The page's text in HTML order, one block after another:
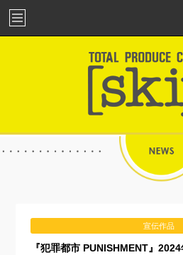
宣伝作品
『犯罪都市 PUNISHMENT』